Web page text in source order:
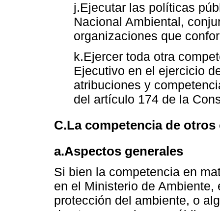
j.Ejecutar las políticas
Nacional Ambiental,
organizaciones que
k.Ejercer toda otra
Ejecutivo en el ejercicio
atribuciones y
del artículo 174 de la
C.La competencia de
a.Aspectos generales
Si bien la competencia en
en el Ministerio de
protección del ambiente, o